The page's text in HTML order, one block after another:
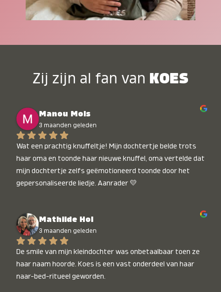
Zij zijn al fan van KOES
Manou Mols
3 maanden geleden
Wat een prachtig knuffeltje! Mijn dochtertje belde trots
haar oma en toonde haar nieuwe knuffel, oma vertelde dat
mijn dochtertje zelfs geëmotioneerd toonde door het
gepersonaliseerde liedje. Aanrader 💛
Mathilde Hol
3 maanden geleden
De smile van mijn kleindochter was onbetaalbaar toen ze
haar naam hoorde. Koes is een vast onderdeel van haar
naar-bed-ritueel geworden.